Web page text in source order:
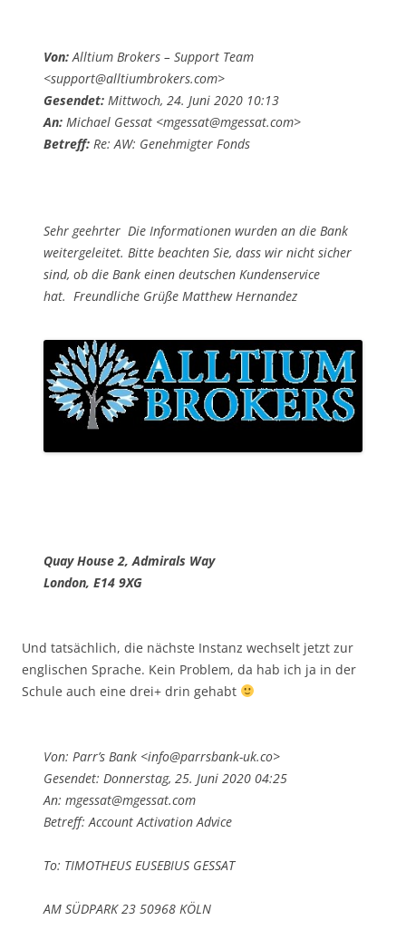
Von:Alltium Brokers – Support Team
<support@alltiumbrokers.com>
Gesendet: Mittwoch, 24. Juni 2020 10:13
An: Michael Gessat <mgessat@mgessat.com>
Betreff: Re: AW: Genehmigter Fonds
Sehr geehrter Die Informationen wurden an die Bank
weitergeleitet. Bitte beachten Sie, dass wir nicht sicher
sind, ob die Bank einen deutschen Kundenservice
hat. Freundliche Grüße Matthew Hernandez
Quay House 2, Admirals Way
London, E14 9XG
Und tatsächlich, die nächste Instanz wechselt jetzt zur
englischen Sprache. Kein Problem, da hab ich ja in der
Schule auch eine drei+ drin gehabt
Von: Parr’s Bank <info@parrsbank-uk.co>
Gesendet: Donnerstag, 25. Juni 2020 04:25
An: mgessat@mgessat.com
Betreff: Account Activation Advice
To: TIMOTHEUS EUSEBIUS GESSAT
AM SÜDPARK 23 50968 KÖLN